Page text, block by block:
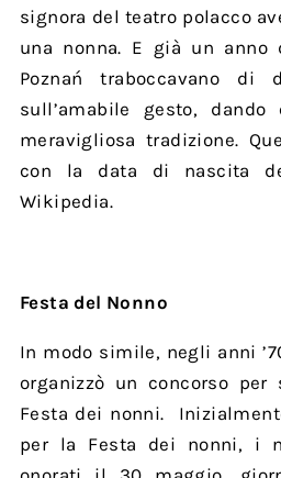
signora del teatro polacco
una nonna. E già un anno
Poznań traboccavano di
sull’amabile gesto,
meravigliosa tradizione.
con la data di nascita
Wikipedia.
Festa del Nonno
In modo simile, negli anni
organizzò un concorso
Festa dei nonni.
per la Festa dei nonni, i